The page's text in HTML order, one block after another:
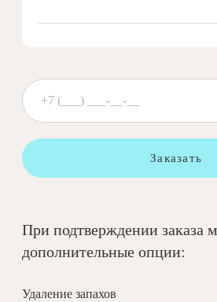
Заказать
При подтверждении заказа
дополнительные опции:
Удаление запахов